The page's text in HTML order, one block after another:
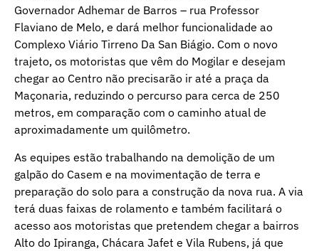
Governador Adhemar de Barros – rua Professor
Flaviano de Melo, e dará melhor funcionalidade ao
Complexo Viário Tirreno Da San Biágio. Com o novo
trajeto, os motoristas que vêm do Mogilar e desejam
chegar ao Centro não precisarão ir até a praça da
Maçonaria, reduzindo o percurso para cerca de 250
metros, em comparação com o caminho atual de
aproximadamente um quilômetro.
As equipes estão trabalhando na demolição de um
galpão do Casem e na movimentação de terra e
preparação do solo para a construção da nova rua. A via
terá duas faixas de rolamento e também facilitará o
acesso aos motoristas que pretendem chegar a bairros
Alto do Ipiranga, Chácara Jafet e Vila Rubens, já que